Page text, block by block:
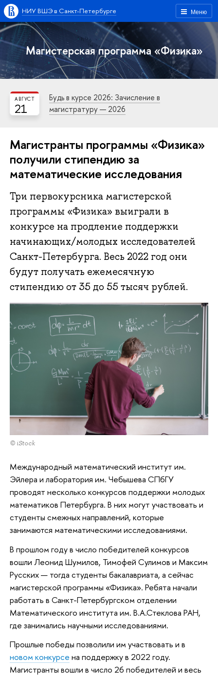
Меню
НИУ ВШЭ в Санкт-Петербурге
Магистерская программа «Физика»
21
АВГУСТ
Будь в курсе 2026: Зачисление в
магистратуру — 2026
Магистранты программы «Физика»
получили стипендию за
математические исследования
Три первокурсника магистерской
программы «Физика» выиграли в
конкурсе на продление поддержки
начинающих/молодых исследователей
Санкт-Петербурга. Весь 2022 год они
будут получать ежемесячную
стипендию от 35 до 55 тысяч рублей.
© iStock
Международный математический институт им.
Эйлера и лаборатория им. Чебышева СПбГУ
проводят несколько конкурсов поддержки молодых
математиков Петербурга. В них могут участвовать и
студенты смежных направлений, которые
занимаются математическими исследованиями.
В прошлом году в число победителей конкурсов
вошли Леонид Шумилов, Тимофей Сулимов и Максим
Русских — тогда студенты бакалавриата, а сейчас
магистерской программы «Физика». Ребята начали
работать в Санкт-Петербургском отделении
Математического института им. В.А.Стеклова РАН,
где занимались научными исследованиями.
Прошлые победы позволили им участвовать и в
новом конкурсе на поддержку в 2022 году.
Магистранты вошли в число 26 победителей и весь